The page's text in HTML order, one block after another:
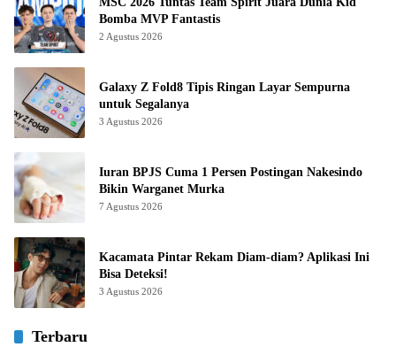
Bomba MVP Fantastis
2 Agustus 2026
Galaxy Z Fold8 Tipis Ringan Layar Sempurna
untuk Segalanya
3 Agustus 2026
Iuran BPJS Cuma 1 Persen Postingan Nakesindo
Bikin Warganet Murka
7 Agustus 2026
Kacamata Pintar Rekam Diam-diam? Aplikasi Ini
Bisa Deteksi!
3 Agustus 2026
Terbaru